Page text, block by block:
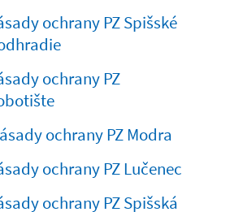
ochrany PZ Spišské
ochrany PZ
ochrany PZ Modra
ochrany PZ Lučenec
ochrany PZ Spišská